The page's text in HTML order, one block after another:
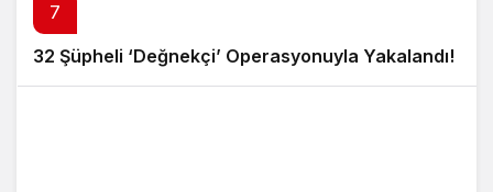
7
32 Şüpheli ‘Değnekçi’ Operasyonuyla Yakalandı!